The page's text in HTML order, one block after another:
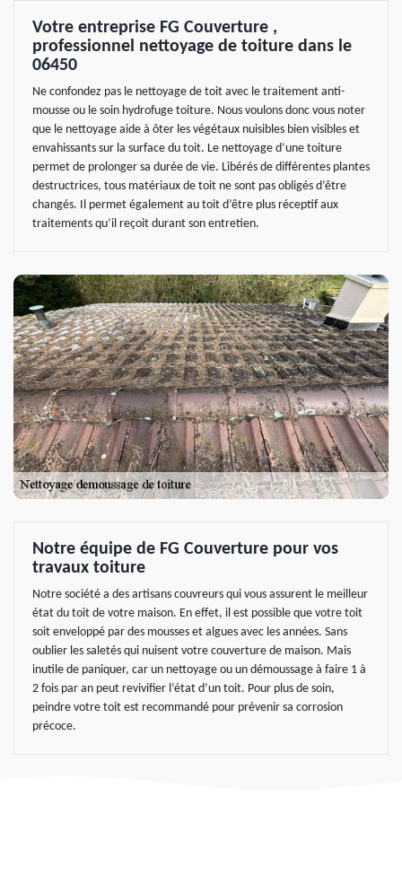
Votre entreprise FG Couverture ,
professionnel nettoyage de toiture dans le
06450
Ne confondez pas le nettoyage de toit avec le traitement anti-
mousse ou le soin hydrofuge toiture. Nous voulons donc vous noter
que le nettoyage aide à ôter les végétaux nuisibles bien visibles et
envahissants sur la surface du toit. Le nettoyage d’une toiture
permet de prolonger sa durée de vie. Libérés de différentes plantes
destructrices, tous matériaux de toit ne sont pas obligés d’être
changés. Il permet également au toit d’être plus réceptif aux
traitements qu’il reçoit durant son entretien.
Notre équipe de FG Couverture pour vos
travaux toiture
Notre société a des artisans couvreurs qui vous assurent le meilleur
état du toit de votre maison. En effet, il est possible que votre toit
soit enveloppé par des mousses et algues avec les années. Sans
oublier les saletés qui nuisent votre couverture de maison. Mais
inutile de paniquer, car un nettoyage ou un démoussage à faire 1 à
2 fois par an peut revivifier l’état d’un toit. Pour plus de soin,
peindre votre toit est recommandé pour prévenir sa corrosion
précoce.